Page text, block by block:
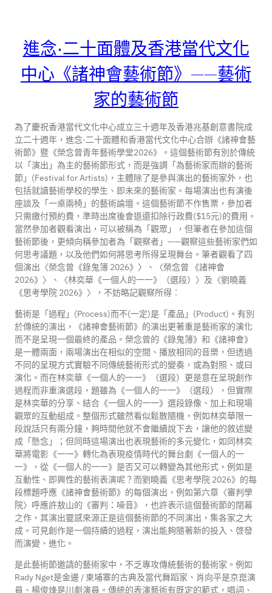
進念·二十面體及香港當代文化
中心《諸神會藝術節》——藝術
家的藝術節
為了慶祝香港當代文化中心成立三十週年及香港兆基創意書院成
立二十週年，進念·二十面體和香港當代文化中心合辦《諸神會藝
術節》暨《榮念曾青年藝術學堂2026》。這個藝術節有別於傳統
以「演出」為主的藝術節形式，而是強調「為藝術家而辦的藝術
節」(Festival for Artists)，主體除了是參與演出的藝術家外，也
包括就讀藝術學校的學生、即未來的藝術家。每場演出也有演後
座談及「一桌兩椅」的藝術論壇。這個藝術節不作售票，參加者
只需繳付預約費，準時出席後會退還扣除行政費($15元)的費用。
當然參加者觀看演出，可以被稱為「觀眾」，但筆者在參加這個
藝術節後，更傾向稱參加者為「觀察者」——觀察這些藝術家們如
何思考議題，以及他們如何將思考所得呈現舞台。筆者觀看了四
個演出〈榮念曾《錄鬼簿 2026》〉、〈榮念曾 《諸神會
2026》〉、〈林奕華《一個人的一一》（選段）〉及〈劉曉義
《思考學院 2026》〉，不妨略記觀察所得︰
藝術是「過程」(Process)而不(一定)是「產品」(Product)。有別
於傳統的演出，《諸神會藝術節》的演出更著重是藝術家的演化
而不是呈現一個最終的產品。榮念曾的《錄鬼簿》和《諸神會》
是一體兩面，兩場演出在相似的空間、播放相同的音樂，但透過
不同的呈現方式實驗不同傳統藝術形式的變奏，或為對照、或曰
演化。而在林奕華《一個人的一一》（選段）更是意在呈現創作
過程而非重演選段，題雖為《一個人的一一》（選段），但實際
是林奕華的分享、結合《一個人的一一》選段錄像、加上和現場
觀眾的互動組成。整個形式雖然看似鬆散隨機，例如林奕華限一
段說話只有兩分鐘，夠時間他就不會繼續說下去，讓他的敘述變
成「懸念」；但同時這場演出也表現藝術的多元變化，如同林奕
華將電影《一一》轉化為表現疫情時代的舞台劇《一個人的一
一》，從《一個人的一一》是否又可以轉變為其他形式，例如是
互動性、即興性的藝術表演呢？而劉曉義《思考學院 2026》的每
段標題呼應《諸神會藝術節》的每個演出，例如第六章〈審判學
院〉呼應許敖山的《審判：噪音》，也許表示這個藝術節的閉幕
之作，其演出靈感來源正是這個藝術節的不同演出，集各家之大
成。可見創作是一個持續的過程，演出能夠隨著新的投入、啓發
而演變、進化。
是此藝術節邀請的藝術家中，不乏專攻傳統藝術的藝術家。例如
Rady Nget是金邊 / 柬埔寨的古典及當代舞蹈家、肖向平是京崑演
員、楊俊烽是川劇演員。傳統的表演藝術有既定的範式，唱詞、